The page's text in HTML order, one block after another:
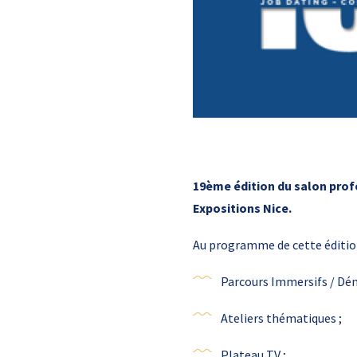
19ème édition du salon
Expositions Nice.
Au programme de cette
Parcours Immersifs /
Ateliers thématiques ;